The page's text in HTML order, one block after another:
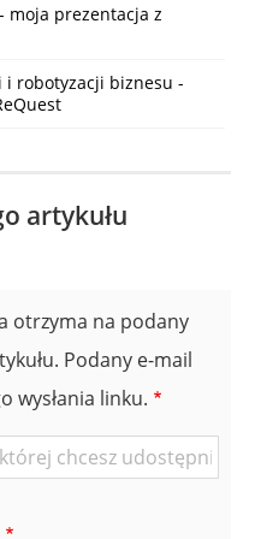
moja prezentacja z
i robotyzacji biznesu -
artykułu
otrzyma na podany
Podany e-mail
wysłania linku.